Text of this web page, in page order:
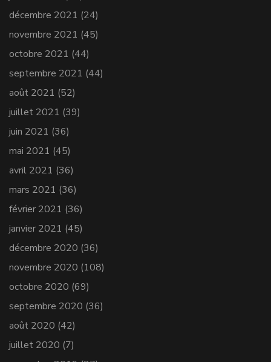
décembre 2021 (24)
novembre 2021 (45)
octobre 2021 (44)
septembre 2021 (44)
août 2021 (52)
juillet 2021 (39)
juin 2021 (36)
mai 2021 (45)
avril 2021 (36)
mars 2021 (36)
février 2021 (36)
janvier 2021 (45)
décembre 2020 (36)
novembre 2020 (108)
octobre 2020 (69)
septembre 2020 (36)
août 2020 (42)
juillet 2020 (7)